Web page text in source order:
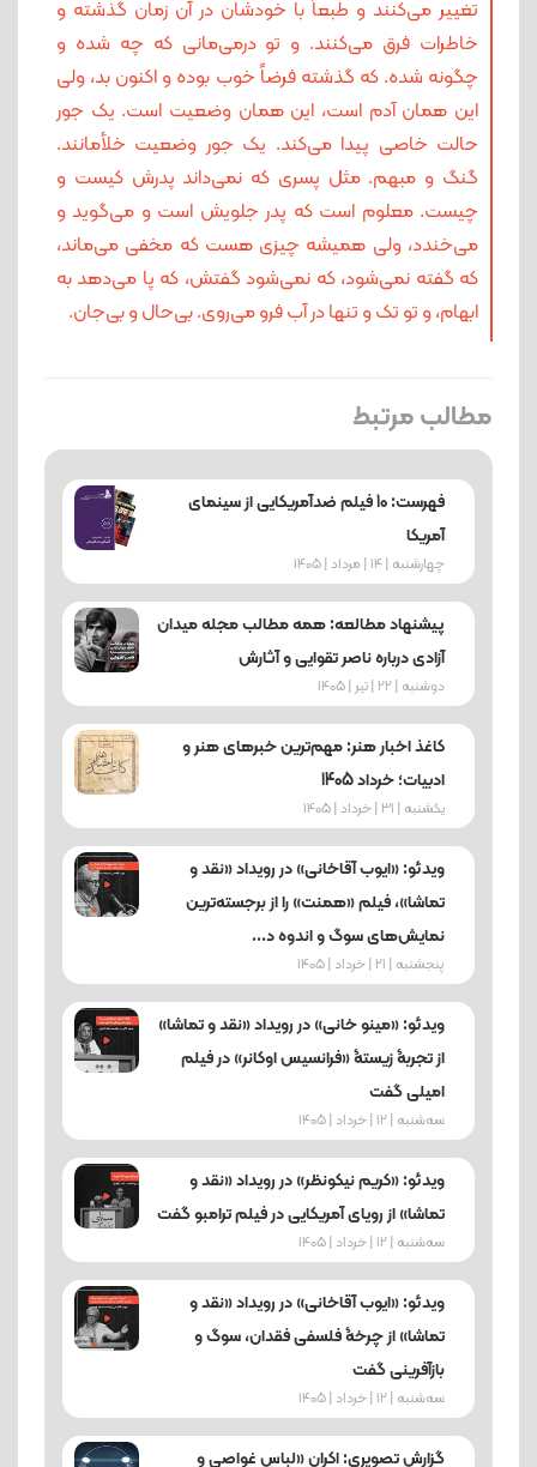
تغییر می‌کنند و طبعاً با خودشان در آن زمان گذشته و
خاطرات فرق می‌کنند. و تو درمی‌مانی که چه شده و
چگونه شده. که گذشته فرضاً خوب بوده و اکنون بد، ولی
این همان آدم است، این همان وضعیت است. یک‌ جور
حالت خاصی پیدا می‌کند. یک ‌جور وضعیت خلأمانند.
گنگ و مبهم. مثل پسری که نمی‌داند پدرش کیست و
چیست. معلوم است که پدر جلویش است و می‌گوید و
می‌خندد، ولی همیشه چیزی هست که مخفی می‌ماند،
که گفته نمی‌شود، که نمی‌شود گفتش، که پا می‌دهد به
ابهام، و تو تک و تنها در آب فرو می‌روی. بی‌حال و بی‌جان.
مطالب مرتبط
فهرست: 10 فیلم ضدآمریکایی از سینمای
آمریکا
چهارشنبه | 14 | مرداد | 1405
پیشنهاد مطالعه: همه مطالب مجله میدان
آزادی درباره ناصر تقوایی و آثارش
دوشنبه | 22 | تیر | 1405
کاغذ اخبار هنر: مهم‌ترین خبرهای هنر و
ادبیات؛ خرداد 1405
یکشنبه | 31 | خرداد | 1405
ویدئو: «ایوب آقاخانی» در رویداد «نقد و
تماشا»، فیلم «همنت» را از برجسته‌ترین
نمایش‌های سوگ و اندوه د...
پنجشنبه | 21 | خرداد | 1405
ویدئو: «مینو خانی» در رویداد «نقد و تماشا»
از تجربۀ زیستۀ «فرانسیس اوکانر» در فیلم
امیلی گفت
ﺳﻪشنبه | 12 | خرداد | 1405
ویدئو: «کریم نیکونظر» در رویداد «نقد و
تماشا» از رویای آمریکایی در فیلم ترامبو گفت
ﺳﻪشنبه | 12 | خرداد | 1405
ویدئو: «ایوب آقاخانی» در رویداد «نقد و
تماشا» از چرخۀ فلسفی فقدان، سوگ و
بازآفرینی گفت
ﺳﻪشنبه | 12 | خرداد | 1405
گزارش تصویری: اکران «لباس غواصی و